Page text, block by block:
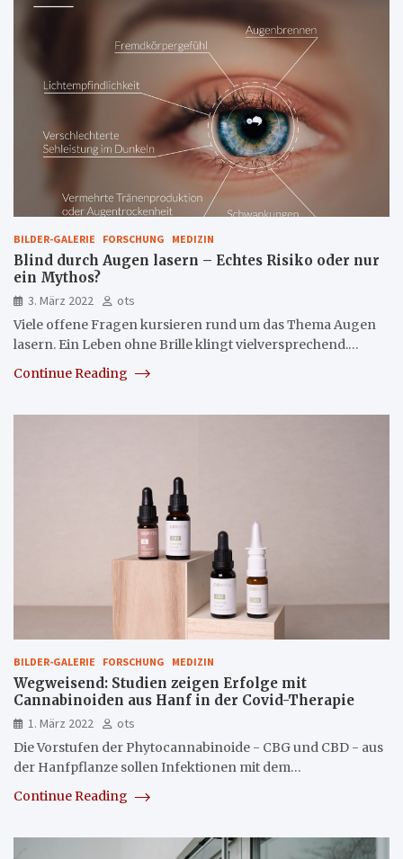
BILDER-GALERIE FORSCHUNG MEDIZIN
Blind durch Augen lasern – Echtes Risiko oder nur
ein Mythos?
3. März 2022
ots
Viele offene Fragen kursieren rund um das Thema Augen
lasern. Ein Leben ohne Brille klingt vielversprechend.…
Continue Reading
BILDER-GALERIE FORSCHUNG MEDIZIN
Wegweisend: Studien zeigen Erfolge mit
Cannabinoiden aus Hanf in der Covid-Therapie
1. März 2022
ots
Die Vorstufen der Phytocannabinoide - CBG und CBD - aus
der Hanfpflanze sollen Infektionen mit dem…
Continue Reading